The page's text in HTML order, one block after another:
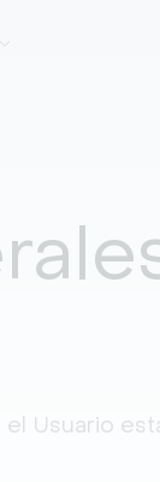
Usuario